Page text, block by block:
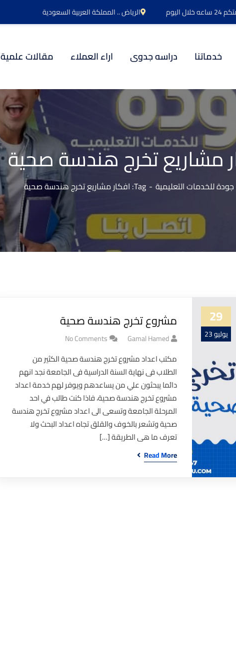
الرياض .. المملكة العربية السعودية
خدماتنا دراسه جدوى اراء العملاء مقالات علمية
مشاريع تخرج هندسة صحية
للخدمات التعليمية Tag: افكار مشاريع تخرج هندسة صحية
29
يوليو 23
مشروع تخرج هندسة صحية
Gamal Hamed
No Comments
مكتب اعداد مشروع تخرج هندسة صحية الكثير من
الطلاب فى نهاية السنة الدراسية فى الجامعة نجد انهم
دائما يبحثون علي من يساعدهم ويوفر لهم خدمة اعداد
مشروع تخرج هندسة صحية، فاذا كنت طالب في احد
المرحلة الجامعة وتسعى الى اعداد مشروع تخرج هندسة
صحية وتشعر بالخوف والقلق تجاه اعداد البحث ولا
تعرف ما هى الطريقة […]
Read More